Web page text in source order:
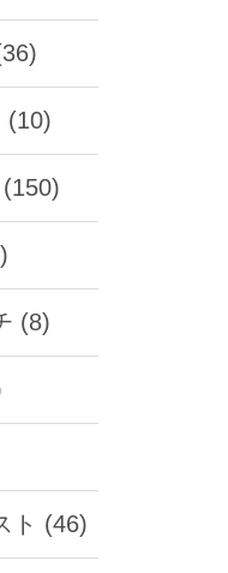
(10)
(8)
ト (46)